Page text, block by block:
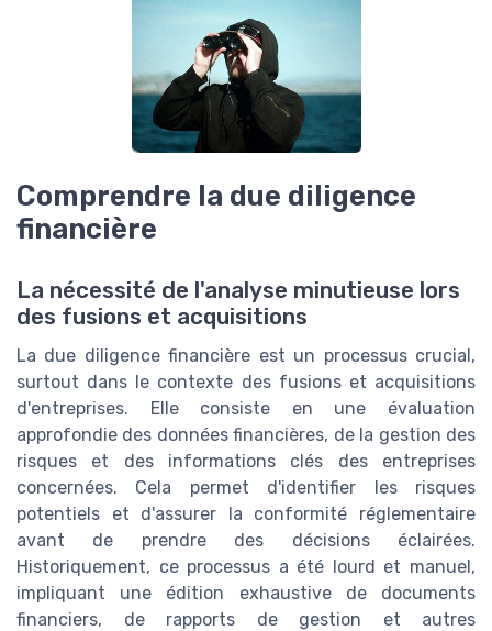
Comprendre la due diligence
financière
La nécessité de l'analyse minutieuse lors
des fusions et acquisitions
La due diligence financière est un processus crucial,
surtout dans le contexte des fusions et acquisitions
d'entreprises. Elle consiste en une évaluation
approfondie des données financières, de la gestion des
risques et des informations clés des entreprises
concernées. Cela permet d'identifier les risques
potentiels et d'assurer la conformité réglementaire
avant de prendre des décisions éclairées.
Historiquement, ce processus a été lourd et manuel,
impliquant une édition exhaustive de documents
financiers, de rapports de gestion et autres